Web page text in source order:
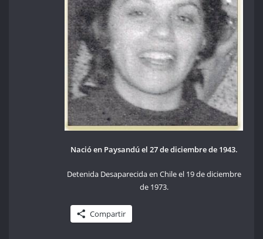
Nació en Paysandú el 27 de diciembre de 1943.
Detenida Desaparecida en Chile el 19 de diciembre
de 1973.
Compartir